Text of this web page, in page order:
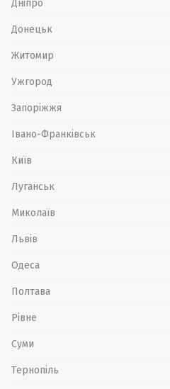
Дніпро
Донецьк
Житомир
Ужгород
Запоріжжя
Івано-Франківськ
Київ
Луганськ
Миколаїв
Львів
Одеса
Полтава
Рівне
Суми
Тернопіль